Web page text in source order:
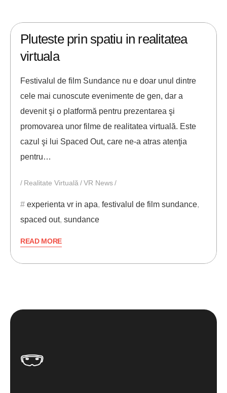
Pluteste prin spatiu in realitatea
virtuala
Festivalul de film Sundance nu e doar unul dintre
cele mai cunoscute evenimente de gen, dar a
devenit şi o platformă pentru prezentarea şi
promovarea unor filme de realitatea virtuală. Este
cazul şi lui Spaced Out, care ne-a atras atenţia
pentru…
Realitate Virtuală VR News
experienta vr in apa, festivalul de film sundance,
spaced out, sundance
READ MORE